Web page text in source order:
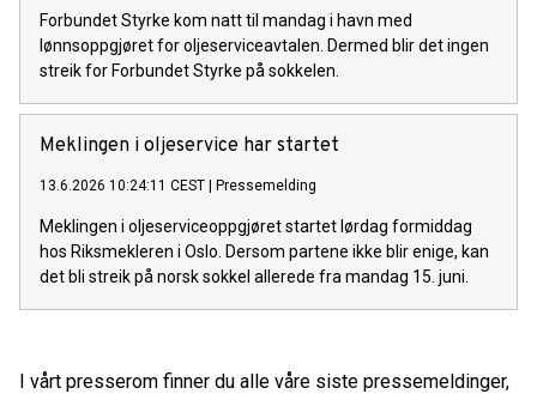
Forbundet Styrke kom natt til mandag i havn med
lønnsoppgjøret for oljeserviceavtalen. Dermed blir det ingen
streik for Forbundet Styrke på sokkelen.
Meklingen i oljeservice har startet
13.6.2026 10:24:11 CEST | Pressemelding
Meklingen i oljeserviceoppgjøret startet lørdag formiddag
hos Riksmekleren i Oslo. Dersom partene ikke blir enige, kan
det bli streik på norsk sokkel allerede fra mandag 15. juni.
I vårt presserom finner du alle våre siste pressemeldinger,